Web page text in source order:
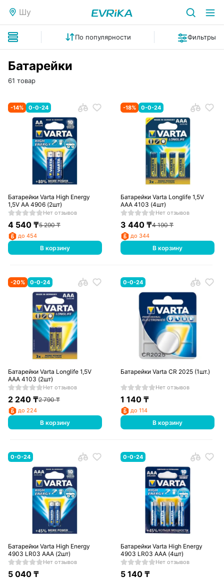
Шу
По популярности Фильтры
Батарейки
61 товар
-14% 0-0-24
Батарейки Varta High Energy
1,5V AA 4906 (2шт)
Нет отзывов
4 540₸5 290₸
до 454
В корзину
-18% 0-0-24
Батарейки Varta Longlife 1,5V
AAA 4103 (4шт)
Нет отзывов
3 440 ₸4 190₸
до 344
В корзину
-20% 0-0-24
Батарейки Varta Longlife 1,5V
AAA 4103 (2шт)
Нет отзывов
2 240₸2 790₸
до 224
В корзину
0-0-24
Батарейки Varta CR 2025 (1шт.)
Нет отзывов
1 140 ₸
до 114
В корзину
0-0-24
Батарейки Varta High Energy
4903 LR03 AAA (2шт)
Нет отзывов
5 040₸
0-0-24
Батарейки Varta High Energy
4903 LR03 AAA (4шт)
Нет отзывов
5 140 ₸